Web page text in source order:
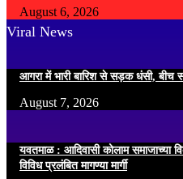
August 6, 2026
Viral News
आगरा में भारी बारिश से सड़क धंसी, बीच
August 7, 2026
यवतमाळ : आदिवासी कोलाम समाजाच्या
विविध प्रलंबित मागण्या मार्गी